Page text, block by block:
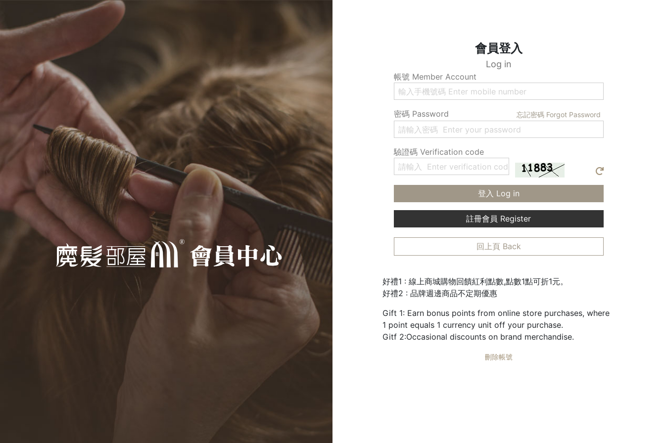
會員登入
Log in
帳號 Member Account
密碼 Password 忘記密碼 Forgot Password
驗證碼 Verification code
登入 Log in
註冊會員 Register
回上頁 Back
好禮1 : 線上商城購物回饋紅利點數,點數1點可折1元。
好禮2 : 品牌週邊商品不定期優惠
Gift 1: Earn bonus points from online store purchases, where
1 point equals 1 currency unit off your purchase.
Gitf 2:Occasional discounts on brand merchandise.
刪除帳號